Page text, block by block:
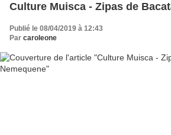
Culture Muisca - Zipas de
Publié le 08/04/2019 à 12:43
Par caroleone